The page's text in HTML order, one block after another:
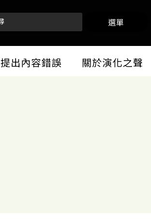
選單
提出內容錯誤 關於演化之聲